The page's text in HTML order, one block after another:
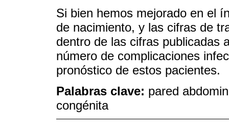
Si bien hemos mejorado en el
de nacimiento, y las cifras de
dentro de las cifras publicadas
número de complicaciones
pronóstico de estos pacientes.
Palabras clave: pared
congénita